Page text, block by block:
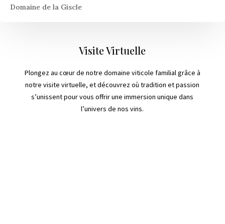
Domaine de la Giscle
Visite Virtuelle
Plongez au cœur de notre domaine viticole familial grâce à
notre visite virtuelle, et découvrez où tradition et passion
s’unissent pour vous offrir une immersion unique dans
l’univers de nos vins.